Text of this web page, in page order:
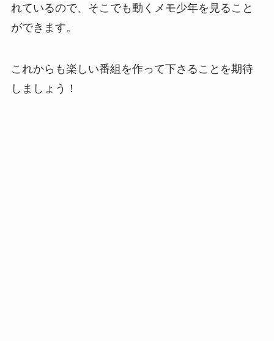
れているので、そこでも動くメモ少年を見ること
ができます。
これからも楽しい番組を作って下さることを期待
しましょう！